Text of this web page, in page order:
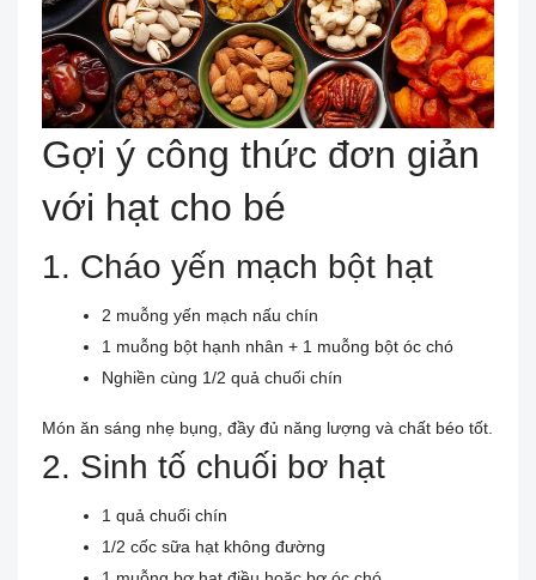
Gợi ý công thức đơn giản
với hạt cho bé
1. Cháo yến mạch bột hạt
2 muỗng yến mạch nấu chín
1 muỗng bột hạnh nhân + 1 muỗng bột óc chó
Nghiền cùng 1/2 quả chuối chín
Món ăn sáng nhẹ bụng, đầy đủ năng lượng và chất béo tốt.
2. Sinh tố chuối bơ hạt
1 quả chuối chín
1/2 cốc sữa hạt không đường